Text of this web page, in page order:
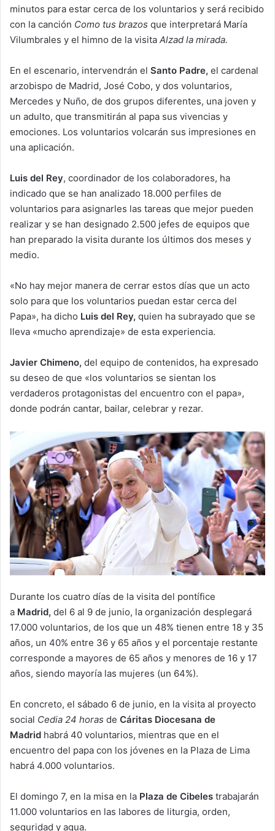
minutos para estar cerca de los voluntarios y será recibido
con la canción Como tus brazos que interpretará María
Vilumbrales y el himno de la visita Alzad la mirada.
En el escenario, intervendrán el Santo Padre, el cardenal
arzobispo de Madrid, José Cobo, y dos voluntarios,
Mercedes y Nuño, de dos grupos diferentes, una joven y
un adulto, que transmitirán al papa sus vivencias y
emociones. Los voluntarios volcarán sus impresiones en
una aplicación.
Luis del Rey, coordinador de los colaboradores, ha
indicado que se han analizado 18.000 perfiles de
voluntarios para asignarles las tareas que mejor pueden
realizar y se han designado 2.500 jefes de equipos que
han preparado la visita durante los últimos dos meses y
medio.
«No hay mejor manera de cerrar estos días que un acto
solo para que los voluntarios puedan estar cerca del
Papa», ha dicho Luis del Rey, quien ha subrayado que se
lleva «mucho aprendizaje» de esta experiencia.
Javier Chimeno, del equipo de contenidos, ha expresado
su deseo de que «los voluntarios se sientan los
verdaderos protagonistas del encuentro con el papa»,
donde podrán cantar, bailar, celebrar y rezar.
Durante los cuatro días de la visita del pontífice
a Madrid, del 6 al 9 de junio, la organización desplegará
17.000 voluntarios, de los que un 48% tienen entre 18 y 35
años, un 40% entre 36 y 65 años y el porcentaje restante
corresponde a mayores de 65 años y menores de 16 y 17
años, siendo mayoría las mujeres (un 64%).
En concreto, el sábado 6 de junio, en la visita al proyecto
social Cedia 24 horas de Cáritas Diocesana de
Madrid habrá 40 voluntarios, mientras que en el
encuentro del papa con los jóvenes en la Plaza de Lima
habrá 4.000 voluntarios.
El domingo 7, en la misa en la Plaza de Cibeles trabajarán
11.000 voluntarios en las labores de liturgia, orden,
seguridad y agua.